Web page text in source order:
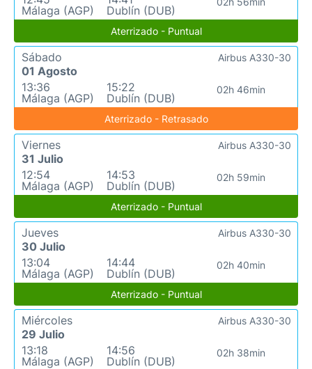
Málaga (AGP)
Dublín (DUB)
Aterrizado - Puntual
Sábado
01 Agosto
13:36
Málaga (AGP)
15:22
Dublín (DUB)
02h 46min
Airbus A330-30
Aterrizado - Retrasado
Viernes
31 Julio
12:54
Málaga (AGP)
14:53
Dublín (DUB)
02h 59min
Airbus A330-30
Aterrizado - Puntual
Jueves
30 Julio
13:04
Málaga (AGP)
14:44
Dublín (DUB)
02h 40min
Airbus A330-30
Aterrizado - Puntual
Miércoles
29 Julio
13:18
Málaga (AGP)
14:56
Dublín (DUB)
02h 38min
Airbus A330-30